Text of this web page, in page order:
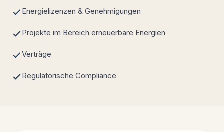
Energielizenzen & Genehmigungen
Projekte im Bereich erneuerbare Energien
Verträge
Regulatorische Compliance